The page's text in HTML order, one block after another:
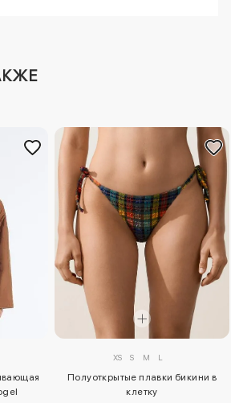
XS S M L
Полуоткрытые плавки бикини в
клетку